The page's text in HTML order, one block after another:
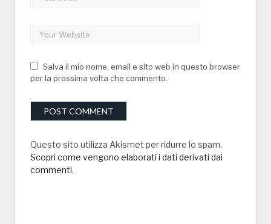
Salva il mio nome, email e sito web in questo browser
per la prossima volta che commento.
Questo sito utilizza Akismet per ridurre lo spam.
Scopri come vengono elaborati i dati derivati dai
commenti.